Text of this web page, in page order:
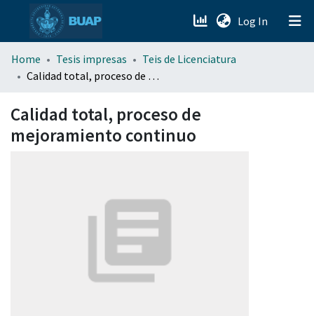
Log In (current)
menu.section.about_menu
Home Tesis impresas
Teis de Licenciatura
Calidad total, proceso de mejoramiento continuo
Calidad total, proceso de
mejoramiento continuo